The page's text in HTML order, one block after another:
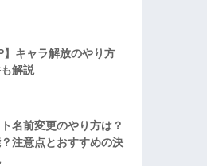
】キャラ解放のやり方
解説
名前変更のやり方は？
注意点とおすすめの決